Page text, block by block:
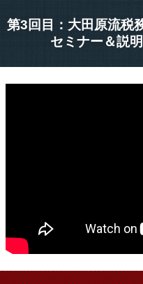
第3回目：大田原流税
セミナー＆説